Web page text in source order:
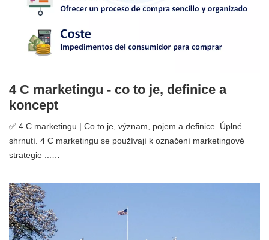
4 C marketingu - co to je, definice a
koncept
✅ 4 C marketingu | Co to je, význam, pojem a definice. Úplné
shrnutí. 4 C marketingu se používají k označení marketingové
strategie ...…